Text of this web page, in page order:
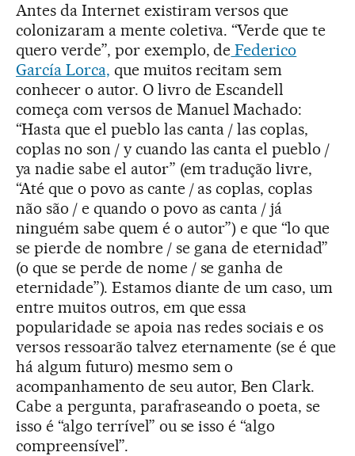
Antes da Internet existiram versos que
colonizaram a mente coletiva. “Verde que te
quero verde”, por exemplo, de Federico
García Lorca, que muitos recitam sem
conhecer o autor. O livro de Escandell
começa com versos de Manuel Machado:
“Hasta que el pueblo las canta / las coplas,
coplas no son / y cuando las canta el pueblo /
ya nadie sabe el autor” (em tradução livre,
“Até que o povo as cante / as coplas, coplas
não são / e quando o povo as canta / já
ninguém sabe quem é o autor”) e que “lo que
se pierde de nombre / se gana de eternidad”
(o que se perde de nome / se ganha de
eternidade”). Estamos diante de um caso, um
entre muitos outros, em que essa
popularidade se apoia nas redes sociais e os
versos ressoarão talvez eternamente (se é que
há algum futuro) mesmo sem o
acompanhamento de seu autor, Ben Clark.
Cabe a pergunta, parafraseando o poeta, se
isso é “algo terrível” ou se isso é “algo
compreensível”.